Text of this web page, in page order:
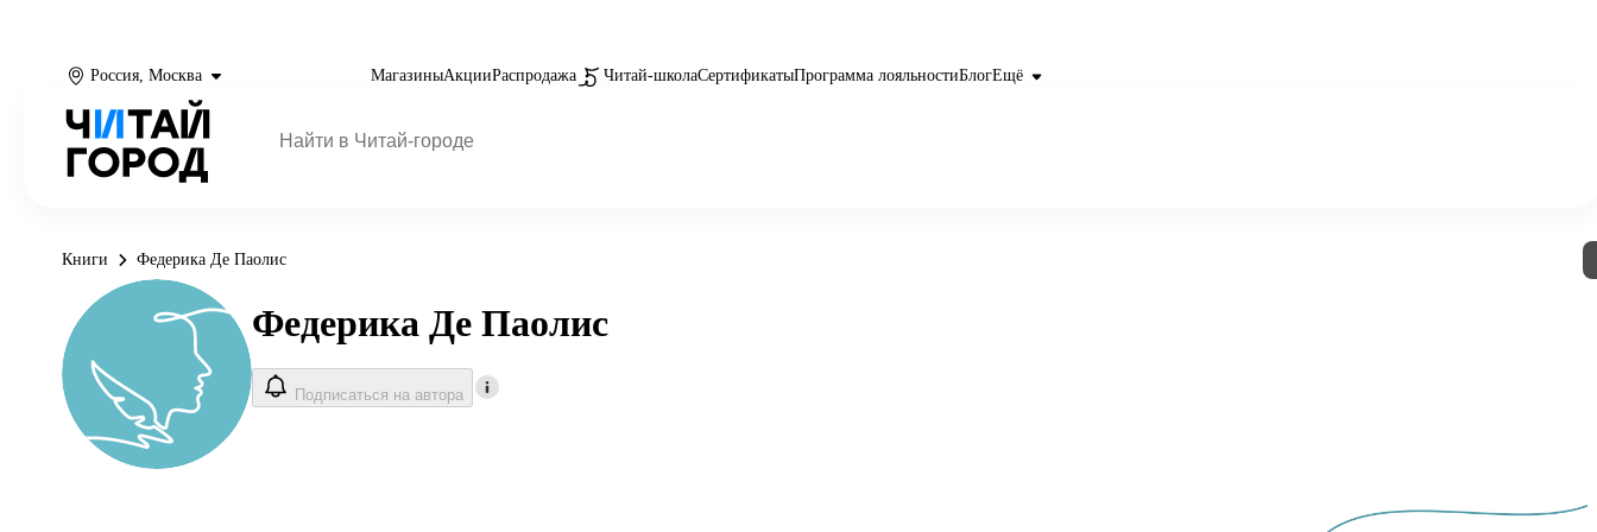
Россия, Москва МагазиныАкцииРаспродажа Читай-школаСертификатыПрограмма лояльностиБлогЕщё
Книги Федерика Де Паолис
Федерика Де Паолис
Подписаться на автора